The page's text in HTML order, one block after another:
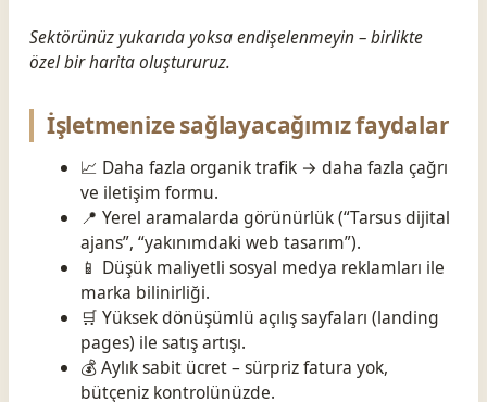
Sektörünüz yukarıda yoksa endişelenmeyin – birlikte
özel bir harita oluştururuz.
İşletmenize sağlayacağımız faydalar
📈 Daha fazla organik trafik → daha fazla çağrı
ve iletişim formu.
📍 Yerel aramalarda görünürlük (“Tarsus dijital
ajans”, “yakınımdaki web tasarım”).
📱 Düşük maliyetli sosyal medya reklamları ile
marka bilinirliği.
🛒 Yüksek dönüşümlü açılış sayfaları (landing
pages) ile satış artışı.
💰 Aylık sabit ücret – sürpriz fatura yok,
bütçeniz kontrolünüzde.